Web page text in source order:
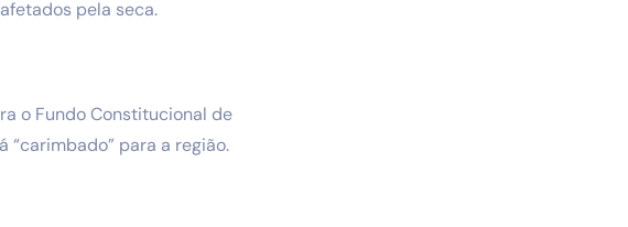
pela seca.
o Fundo Constitucional de
“carimbado” para a região.